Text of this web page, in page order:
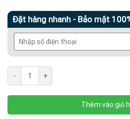
300.000 ₫.
Đặt hàng nhanh - Bảo mật
-
Sounding
kích
thích
+
Thêm vào giỏ